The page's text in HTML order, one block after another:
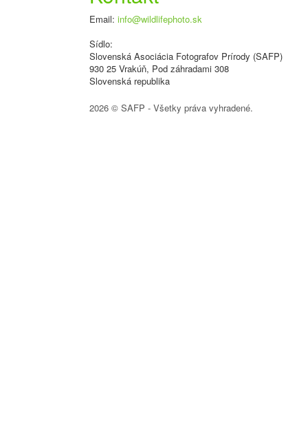
Email: info@wildlifephoto.sk
Sídlo:
Slovenská Asociácia Fotografov Prírody (SAFP)
930 25 Vrakúň, Pod záhradami 308
Slovenská republika
2026 © SAFP - Všetky práva vyhradené.